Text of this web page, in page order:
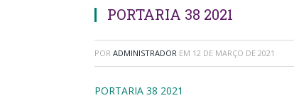
PORTARIA 38 2021
POR ADMINISTRADOR EM 12 DE MARÇO DE 2021
PORTARIA 38 2021